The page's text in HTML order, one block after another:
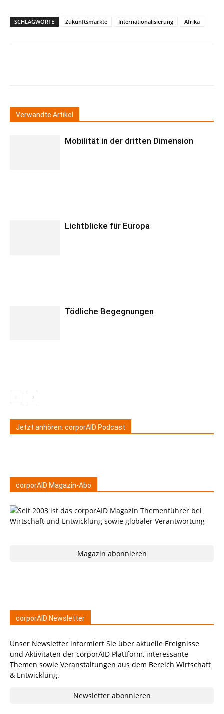
SCHLAGWORTE Zukunftsmärkte Internationalisierung Afrika
Verwandte Artikel
Mobilität in der dritten Dimension
Lichtblicke für Europa
Tödliche Begegnungen
Jetzt anhören: corporAID Podcast
corporAID Magazin-Abo
Magazin abonnieren
corporAID Newsletter
Unser Newsletter informiert Sie über aktuelle Ereignisse
und Aktivitäten der corporAID Plattform, interessante
Themen sowie Veranstaltungen aus dem Bereich Wirtschaft
& Entwicklung.
Newsletter abonnieren